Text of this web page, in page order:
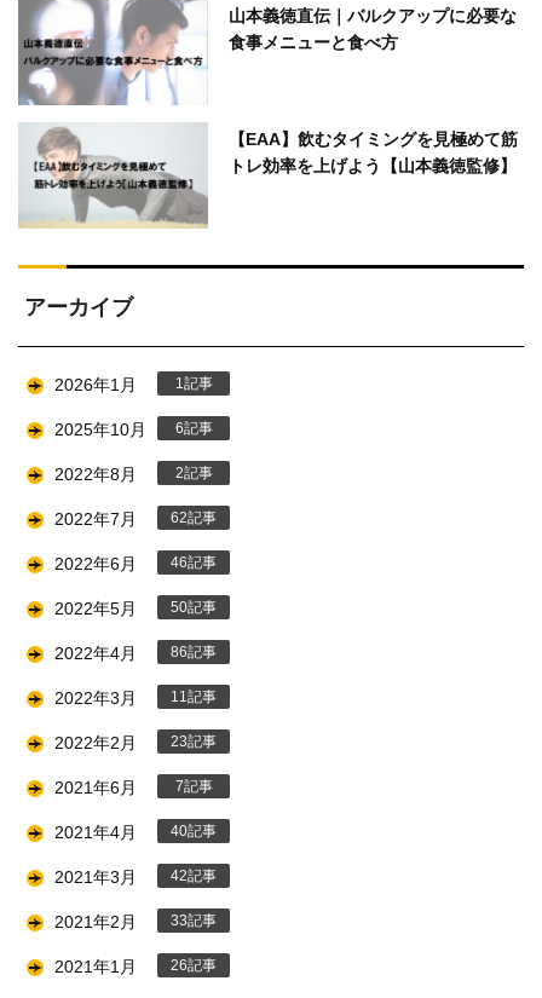
山本義徳直伝｜バルクアップに必要な
食事メニューと食べ方
【EAA】飲むタイミングを見極めて筋
トレ効率を上げよう【山本義徳監修】
アーカイブ
2026年1月 1
2025年10月 6
2022年8月 2
2022年7月 62
2022年6月 46
2022年5月 50
2022年4月 86
2022年3月 11
2022年2月 23
2021年6月 7
2021年4月 40
2021年3月 42
2021年2月 33
2021年1月 26